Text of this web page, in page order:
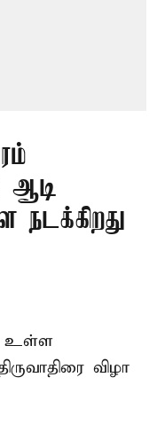
ஆடி
நடக்கிறது
உள்ள
விழா